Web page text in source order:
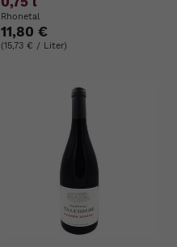
Rhonetal
11,80 €
(15,73 € / Liter)